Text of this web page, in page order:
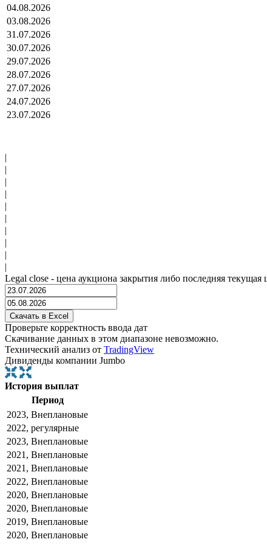
04.08.2026
03.08.2026
31.07.2026
30.07.2026
29.07.2026
28.07.2026
27.07.2026
24.07.2026
23.07.2026
|
|
|
|
|
|
|
|
|
|
Legal close - цена аукциона закрытия либо последняя текущая
Проверьте корректность ввода дат
Скачивание данных в этом диапазоне невозможно.
Технический анализ от TradingView
Дивиденды компании Jumbo
История выплат
Период
2023, Внеплановые
2022, регулярные
2023, Внеплановые
2021, Внеплановые
2021, Внеплановые
2022, Внеплановые
2020, Внеплановые
2020, Внеплановые
2019, Внеплановые
2020, Внеплановые